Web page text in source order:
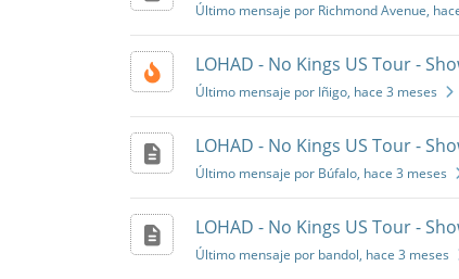
Último mensaje por Richmond Avenue,
LOHAD - No Kings US Tour -
Último mensaje por Iñigo, hace 3 meses
LOHAD - No Kings US Tour -
Último mensaje por Búfalo, hace 3 meses
LOHAD - No Kings US Tour -
Último mensaje por bandol, hace 3 meses